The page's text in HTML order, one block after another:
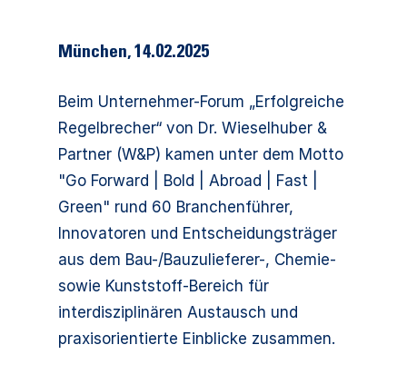
München, 14.02.2025
Beim Unternehmer-Forum „Erfolgreiche
Regelbrecher“ von Dr. Wieselhuber &
Partner (W&P) kamen unter dem Motto
"Go Forward | Bold | Abroad | Fast |
Green" rund 60 Branchenführer,
Innovatoren und Entscheidungsträger
aus dem Bau-/Bauzulieferer-, Chemie-
sowie Kunststoff-Bereich für
interdisziplinären Austausch und
praxisorientierte Einblicke zusammen.